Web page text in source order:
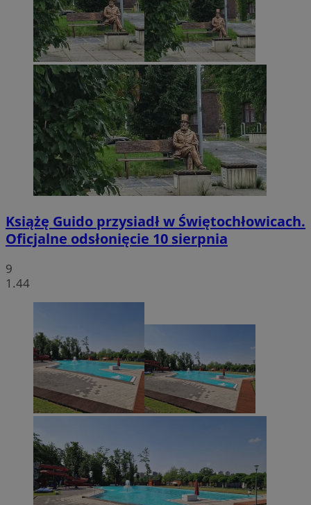
Książę Guido przysiadł w Świętochłowicach.
Oficjalne odsłonięcie 10 sierpnia
9
1.44